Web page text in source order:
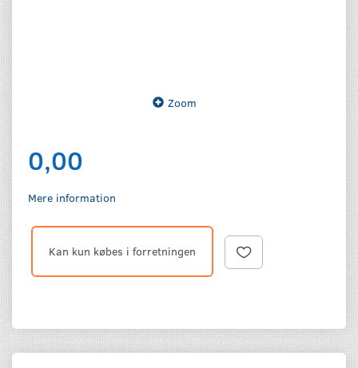
Zoom
0,00
Mere information
Kan kun købes i forretningen